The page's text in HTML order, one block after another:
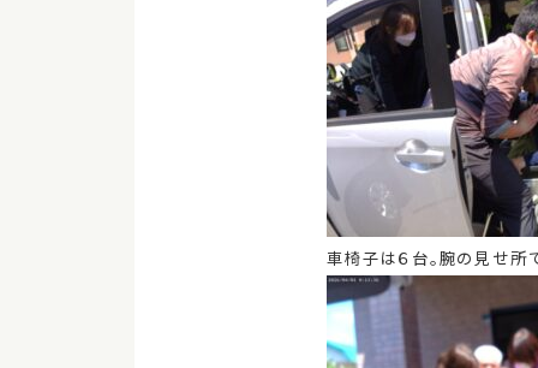
車椅子は６台。腕の見せ所